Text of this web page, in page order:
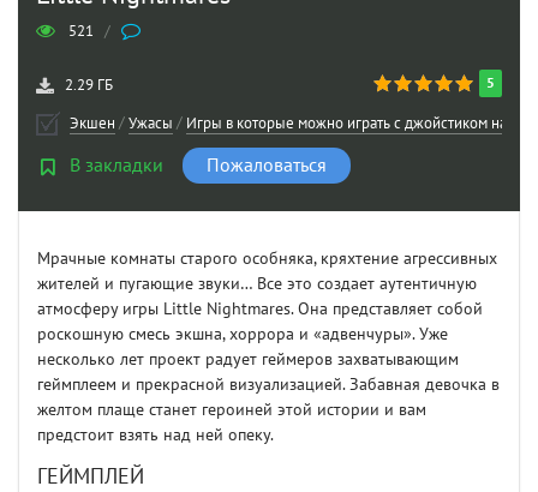
521 /
5
2.29 ГБ
Экшен /Ужасы / Игры в которые можно играть с джойстиком на ПК
В закладки Пожаловаться
Мрачные комнаты старого особняка, кряхтение агрессивных
жителей и пугающие звуки… Все это создает аутентичную
атмосферу игры Little Nightmares. Она представляет собой
роскошную смесь экшна, хоррора и «адвенчуры». Уже
несколько лет проект радует геймеров захватывающим
геймплеем и прекрасной визуализацией. Забавная девочка в
желтом плаще станет героиней этой истории и вам
предстоит взять над ней опеку.
ГЕЙМПЛЕЙ